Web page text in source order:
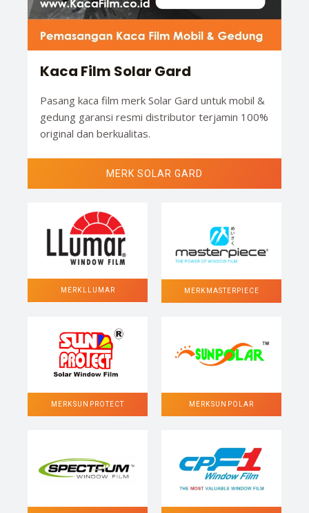
Kaca Film Solar Gard
Pasang kaca film merk Solar Gard untuk mobil &
gedung garansi resmi distributor terjamin 100%
original dan berkualitas.
MERK SOLAR GARD
MERK LLUMAR MERK MASTERPIECE
MERK SUN PROTECT MERK SUN POLAR